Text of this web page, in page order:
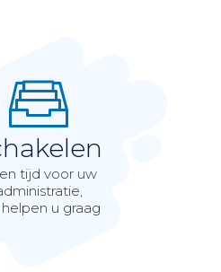
tijd voor uw
u graag